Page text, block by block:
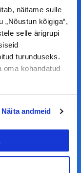
näitame sulle
kõigiga“,
selle ärigrupi
turunduseks.
oma kohandatud
Näita andmeid
Y
o
u
t
e